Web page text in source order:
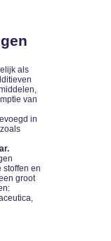
als
van
in
stoffen en
groot